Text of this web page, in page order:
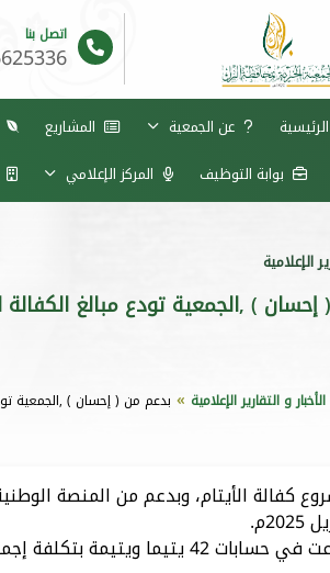
اتصل بنا
الرئيسية عن الجمعية المشاريع
بوابة التوظيف
المركز الإعلامي
الإعلامية
) ,الجمعية تودع مبالغ الكفالة
الأخبار و التقارير الإعلامية بدعم من ( إحسان ) ,الجمعية تودع
كفالة الأيتام، وبدعم من المنصة
ويتيمة بتكلفة إجمالية بلغت 16800 ريال.